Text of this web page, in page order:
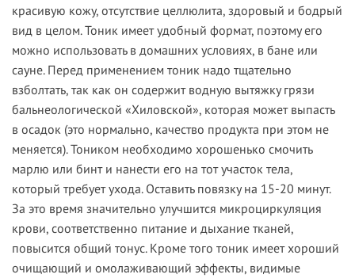
красивую кожу, отсутствие целлюлита, здоровый и бодрый
вид в целом. Тоник имеет удобный формат, поэтому его
можно использовать в домашних условиях, в бане или
сауне. Перед применением тоник надо тщательно
взболтать, так как он содержит водную вытяжку грязи
бальнеологической «Хиловской», которая может выпасть
в осадок (это нормально, качество продукта при этом не
меняется). Тоником необходимо хорошенько смочить
марлю или бинт и нанести его на тот участок тела,
который требует ухода. Оставить повязку на 15-20 минут.
За это время значительно улучшится микроциркуляция
крови, соответственно питание и дыхание тканей,
повысится общий тонус. Кроме того тоник имеет хороший
очищающий и омолаживающий эффекты, видимые